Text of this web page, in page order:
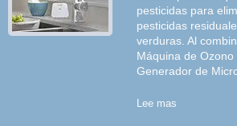
pesticidas para
pesticidas
verduras. Al
Máquina de Ozono
Generador de
Lee mas